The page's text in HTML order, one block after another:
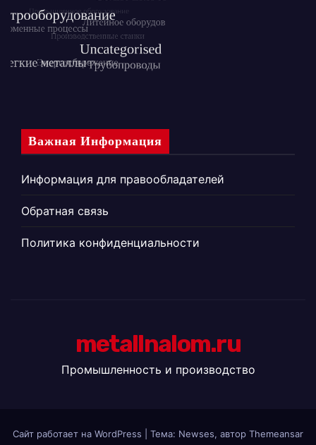
Важная Информация
Информация для правообладателей
Обратная связь
Политика конфиденциальности
metallnalom.ru
Промышленность и производство
Сайт работает на WordPress Тема: Newses, автор Themeansar